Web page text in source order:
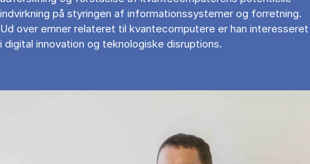
indvirkning på styringen af informationssystemer og forretning.
Ud over emner relateret til kvantecomputere er han interesseret
i digital innovation og teknologiske disruptions.